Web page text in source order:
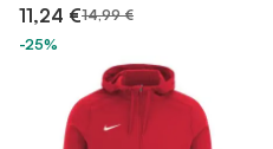
11,24 €14,99 €
-25%